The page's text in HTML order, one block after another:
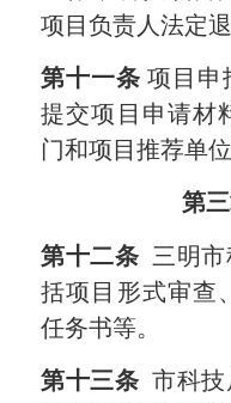
项目负责人法定退
第十一条 项目申
提交项目申请材
门和项目推荐单
第
第十二条 三明
括项目形式审查
任务书等。
第十三条 市科技